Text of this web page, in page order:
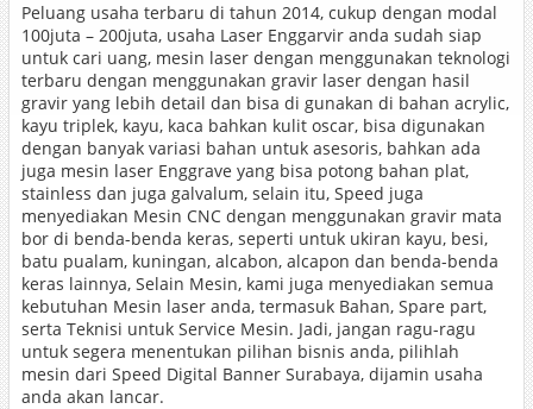
Peluang usaha terbaru di tahun 2014, cukup dengan modal
100juta – 200juta, usaha Laser Enggarvir anda sudah siap
untuk cari uang, mesin laser dengan menggunakan teknologi
terbaru dengan menggunakan gravir laser dengan hasil
gravir yang lebih detail dan bisa di gunakan di bahan acrylic,
kayu triplek, kayu, kaca bahkan kulit oscar, bisa digunakan
dengan banyak variasi bahan untuk asesoris, bahkan ada
juga mesin laser Enggrave yang bisa potong bahan plat,
stainless dan juga galvalum, selain itu, Speed juga
menyediakan Mesin CNC dengan menggunakan gravir mata
bor di benda-benda keras, seperti untuk ukiran kayu, besi,
batu pualam, kuningan, alcabon, alcapon dan benda-benda
keras lainnya, Selain Mesin, kami juga menyediakan semua
kebutuhan Mesin laser anda, termasuk Bahan, Spare part,
serta Teknisi untuk Service Mesin. Jadi, jangan ragu-ragu
untuk segera menentukan pilihan bisnis anda, pilihlah
mesin dari Speed Digital Banner Surabaya, dijamin usaha
anda akan lancar.